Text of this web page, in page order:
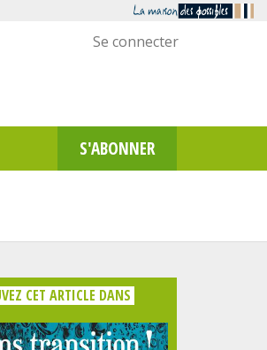
Menu
Se connecter
S'ABONNER
CET ARTICLE DANS